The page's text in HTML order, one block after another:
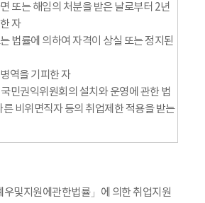
또는 해임의 처분을 받은 날로부터 2년
자
법률에 의하여 자격이 상실 또는 정지된
역을 기피한 자
민권익위원회의 설치와 운영에 관한 법
비위면직자 등의 취업제한 적용을 받는
우및지원에관한법률」에 의한 취업지원